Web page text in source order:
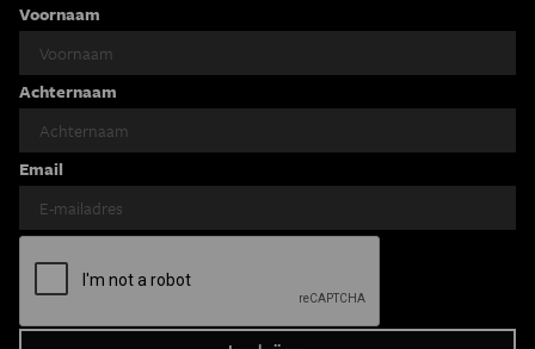
Voornaam
Achternaam
Email